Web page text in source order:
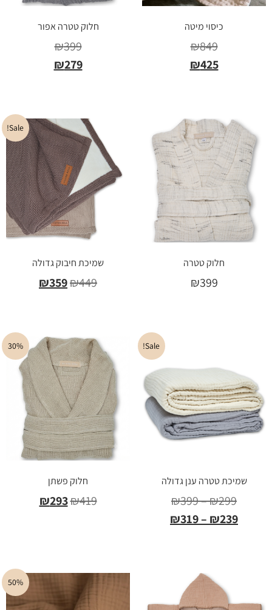
כיסוי מיטה
₪849
₪425
חלוק טטרה אפור
₪399
₪279
חלוק טטרה
₪399
Sale!
שמיכת חיבוק גדולה
₪449
₪359
Sale!
שמיכת טטרה ענן גדולה
₪299
–
₪399
₪239
–
₪319
30%
חלוק פשתן
₪419
₪293
50%